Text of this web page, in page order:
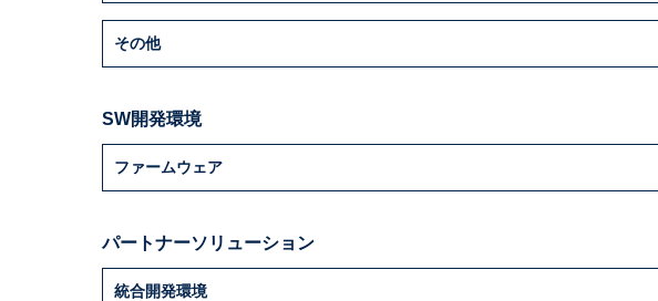
その他
SW開発環境
ファームウェア
パートナーソリューション
統合開発環境